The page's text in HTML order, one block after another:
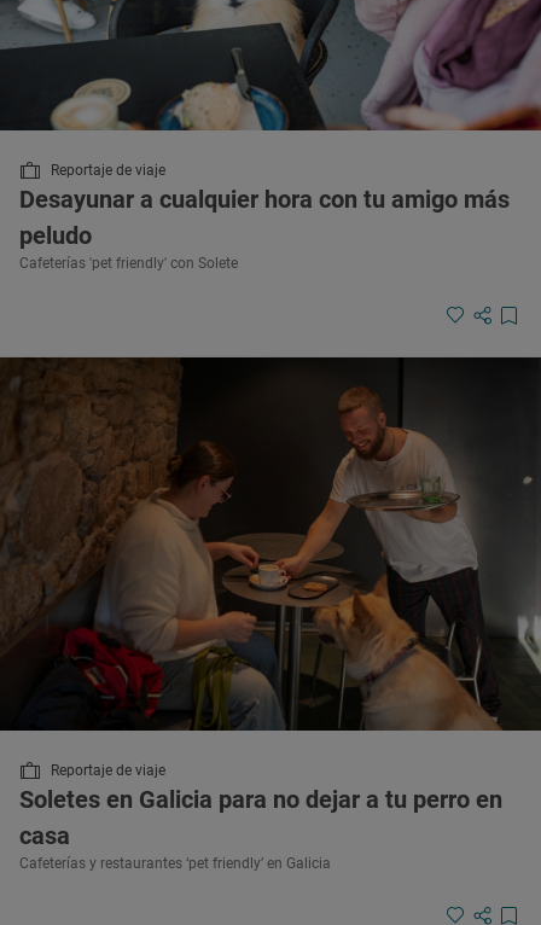
Reportaje de viaje
Desayunar a cualquier hora con tu amigo más
peludo
Cafeterías 'pet friendly' con Solete
Reportaje de viaje
Soletes en Galicia para no dejar a tu perro en
casa
Cafeterías y restaurantes ‘pet friendly’ en Galicia